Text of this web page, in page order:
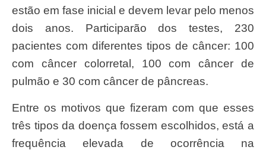
estão em fase inicial e devem levar pelo menos
dois anos. Participarão dos testes, 230
pacientes com diferentes tipos de câncer: 100
com câncer colorretal, 100 com câncer de
pulmão e 30 com câncer de pâncreas.
Entre os motivos que fizeram com que esses
três tipos da doença fossem escolhidos, está a
frequência elevada de ocorrência na